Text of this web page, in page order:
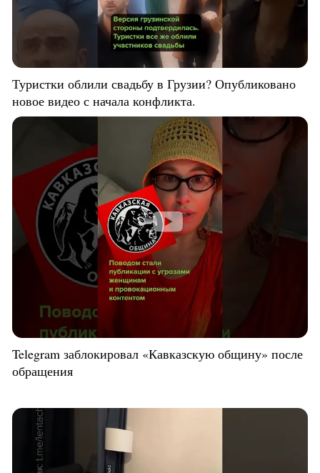
Туристки облили свадьбу в Грузии? Опубликовано
новое видео с начала конфликта.
Telegram заблокировал «Кавказскую общину» после
обращения